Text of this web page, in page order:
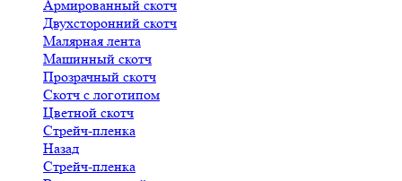
Армированный скотч
Двухсторонний скотч
Малярная лента
Машинный скотч
Прозрачный скотч
Скотч с логотипом
Цветной скотч
Стрейч-пленка
Назад
Стрейч-пленка